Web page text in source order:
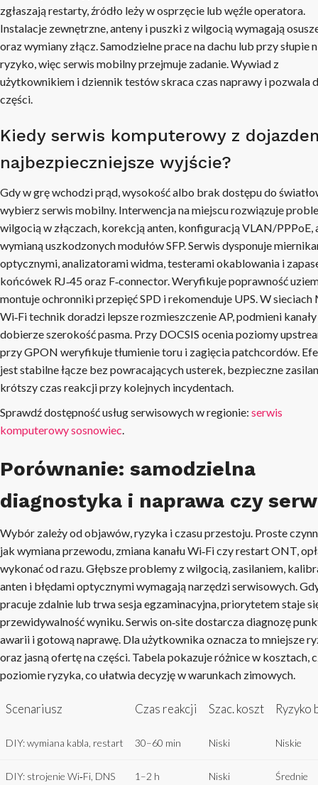
zgłaszają restarty, źródło leży w osprzęcie lub węźle operatora.
Instalacje zewnętrzne, anteny i puszki z wilgocią wymagają
oraz wymiany złącz. Samodzielne prace na dachu lub przy słupie
ryzyko, więc serwis mobilny przejmuje zadanie. Wywiad z
użytkownikiem i dziennik testów skraca czas naprawy i pozwala
części.
Kiedy serwis komputerowy z
najbezpieczniejsze wyjście?
Gdy w grę wchodzi prąd, wysokość albo brak dostępu do
wybierz serwis mobilny. Interwencja na miejscu rozwiązuje
wilgocią w złączach, korekcją anten, konfiguracją VLAN/PPPoE,
wymianą uszkodzonych modułów SFP. Serwis dysponuje
optycznymi, analizatorami widma, testerami okablowania i
końcówek RJ‑45 oraz F‑connector. Weryfikuje poprawność
montuje ochronniki przepięć SPD i rekomenduje UPS. W sieciach
Wi‑Fi technik doradzi lepsze rozmieszczenie AP, podmieni
dobierze szerokość pasma. Przy DOCSIS ocenia poziomy
przy GPON weryfikuje tłumienie toru i zagięcia patchcordów.
jest stabilne łącze bez powracających usterek, bezpieczne
krótszy czas reakcji przy kolejnych incydentach.
Sprawdź dostępność usług serwisowych w regionie: serwis
komputerowy sosnowiec
Porównanie: samodzielna
diagnostyka i naprawa czy
Wybór zależy od objawów, ryzyka i czasu przestoju. Proste
jak wymiana przewodu, zmiana kanału Wi‑Fi czy restart ONT,
wykonać od razu. Głębsze problemy z wilgocią, zasilaniem,
anten i błędami optycznymi wymagają narzędzi serwisowych.
pracuje zdalnie lub trwa sesja egzaminacyjna, priorytetem staje
przewidywalność wyniku. Serwis on‑site dostarcza diagnozę
awarii i gotową naprawę. Dla użytkownika oznacza to mniejsze
oraz jasną ofertę na części. Tabela pokazuje różnice w kosztach,
poziomie ryzyka, co ułatwia decyzję w warunkach zimowych.
Scenariusz Czas reakcji Szac. koszt Ryzyko
DIY: wymiana kabla, restart 30–60 min Niski Niskie
DIY: strojenie Wi‑Fi, DNS 1–2 h Niski Średnie